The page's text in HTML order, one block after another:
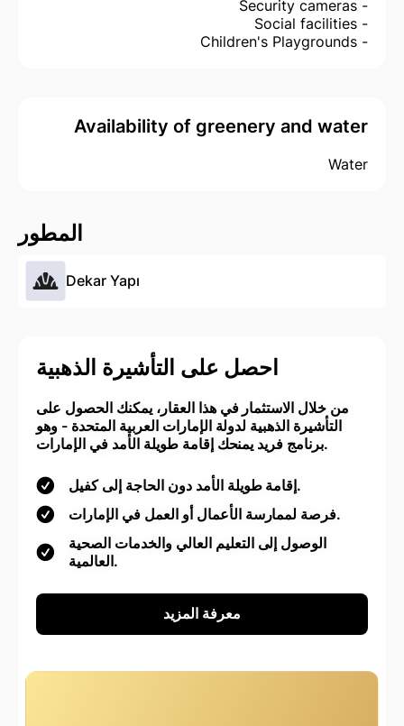
- Security cameras
- Social facilities
- Children's Playgrounds
Availability of greenery and water
Water
المطور
Dekar Yapı
احصل على التأشيرة الذهبية
من خلال الاستثمار في هذا العقار، يمكنك الحصول على
التأشيرة الذهبية لدولة الإمارات العربية المتحدة - وهو
برنامج فريد يمنحك إقامة طويلة الأمد في الإمارات.
إقامة طويلة الأمد دون الحاجة إلى كفيل.
فرصة لممارسة الأعمال أو العمل في الإمارات.
الوصول إلى التعليم العالي والخدمات الصحية
العالمية.
معرفة المزيد